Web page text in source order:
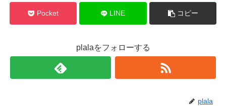
Pocket LINE コピー
plalaをフォローする
plala